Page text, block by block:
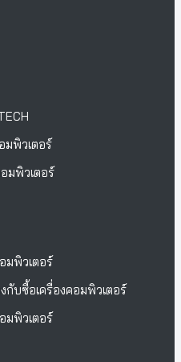
มพิวเตอร์
มพิวเตอร์
มพิวเตอร์
งกับซื้อเครื่องคอมพิวเตอร์
มพิวเตอร์